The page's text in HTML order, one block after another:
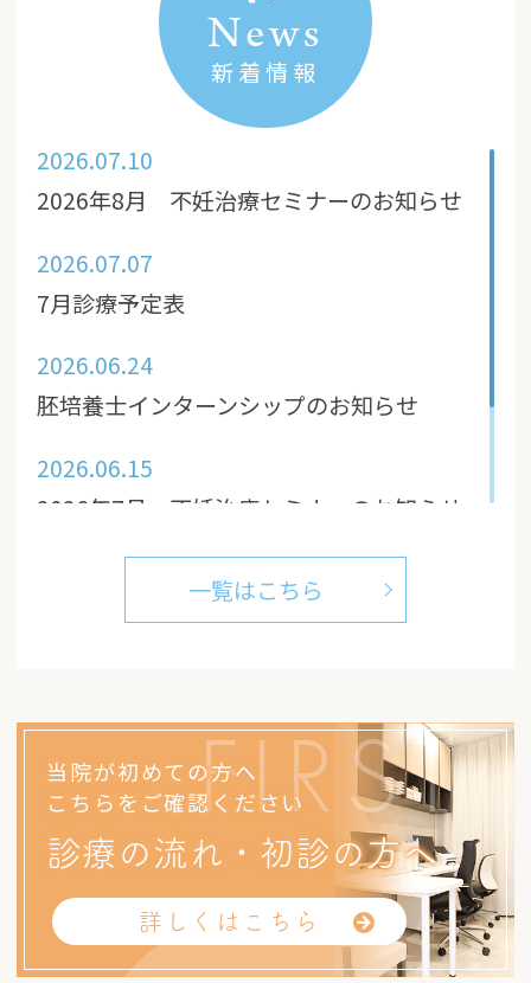
News
新着情報
2026.07.10
2026年8月 不妊治療セミナーのお知らせ
2026.07.07
7月診療予定表
2026.06.24
胚培養士インターンシップのお知らせ
2026.06.15
2026年7月 不妊治療セミナーのお知らせ
2026年6月 不妊治療セミナーのお知らせ
一覧はこちら
FIRST
当院が初めての方へ
こちらをご確認ください
診療の流れ・初診の方へ
詳しくはこちら